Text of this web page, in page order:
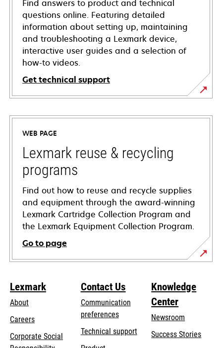
Find answers to product and technical
questions online. Featuring detailed
information about setting up, maintaining
and troubleshooting a Lexmark device,
interactive user guides and a selection of
how-to videos.
Get technical support
opens
in
new
tab
WEB PAGE
Lexmark reuse & recycling
programs
Find out how to reuse and recycle supplies
and equipment through the award-winning
Lexmark Cartridge Collection Program and
the Lexmark Equipment Collection Program.
Go to page
Lexmark
About
Careers
Corporate Social
Contact Us
Communication
preferences
Technical supportopens
Knowledge
Center
Newsroom
Success Stories